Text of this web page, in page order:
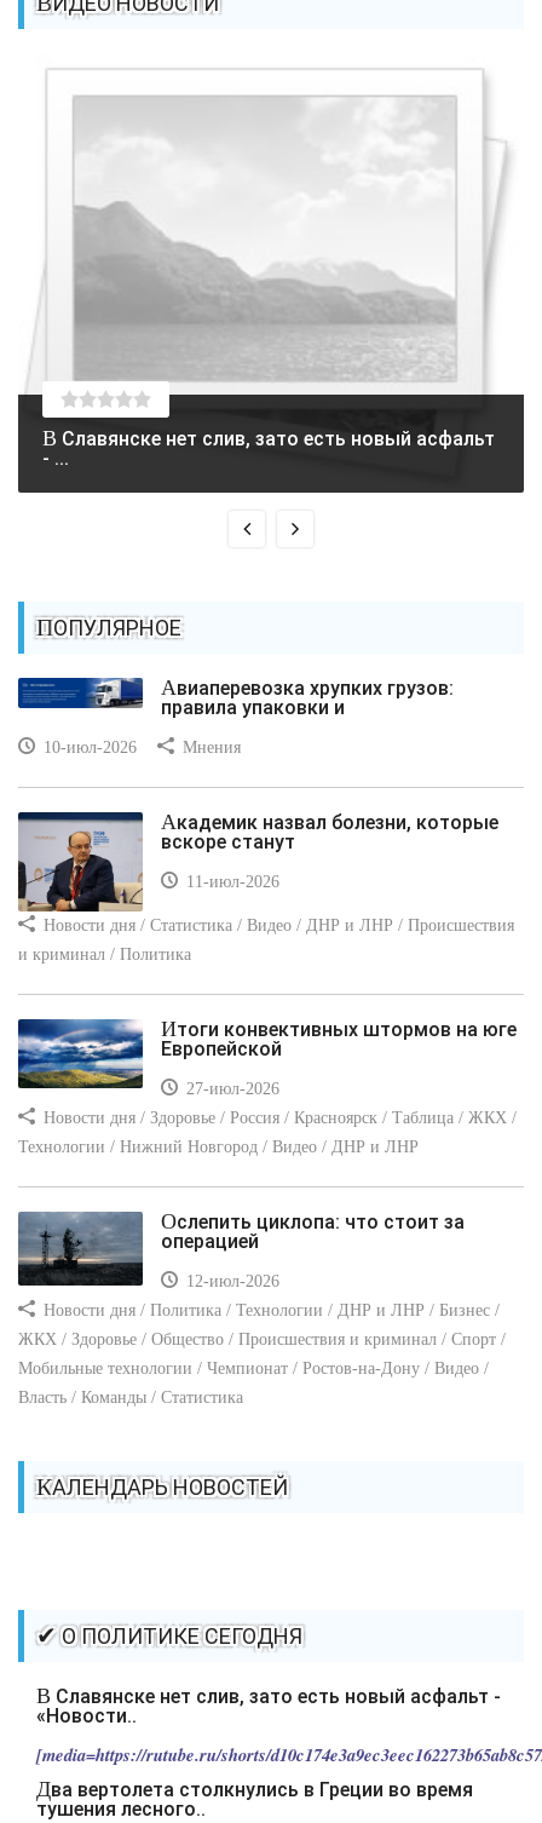
В Славянске нет слив, зато есть новый асфальт
- ...
ПОПУЛЯРНОЕ
Авиаперевозка хрупких грузов:
правила упаковки и
10-июл-2026 Мнения
Академик назвал болезни, которые
вскоре станут
11-июл-2026
Новости дня / Статистика / Видео / ДНР и ЛНР / Происшествия
и криминал / Политика
Итоги конвективных штормов на юге
Европейской
27-июл-2026
Новости дня / Здоровье / Россия / Красноярск / Таблица / ЖКХ /
Технологии / Нижний Новгород / Видео / ДНР и ЛНР
Ослепить циклопа: что стоит за
операцией
12-июл-2026
Новости дня / Политика / Технологии / ДНР и ЛНР / Бизнес /
ЖКХ / Здоровье / Общество / Происшествия и криминал / Спорт /
Мобильные технологии / Чемпионат / Ростов-на-Дону / Видео /
Власть / Команды / Статистика
КАЛЕНДАРЬ НОВОСТЕЙ
✔ О ПОЛИТИКЕ СЕГОДНЯ
В Славянске нет слив, зато есть новый асфальт -
«Новости..
[media=https://rutube.ru/shorts/
Два вертолета столкнулись в Греции во время
тушения лесного..